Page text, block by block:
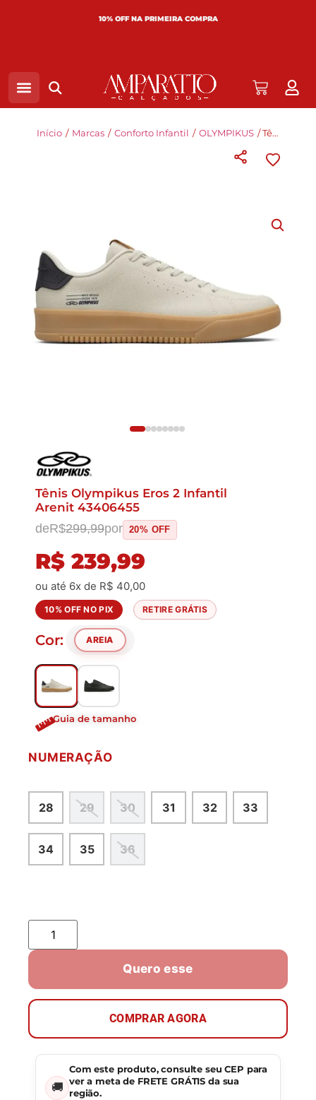
10% OFF NA PRIMEIRA COMPRA
Início / Marcas / Conforto Infantil / OLYMPIKUS / Tênis Olympikus Eros 2 Infantil Arenit 43406455
Tênis Olympikus Eros 2 Infantil
Arenit 43406455
deR$299,99por 20% OFF
R$ 239,99
ou até 6x de R$ 40,00
10% OFF NO PIX RETIRE GRÁTIS
Cor: AREIA
Guia de tamanho
NUMERAÇÃO
28 29 30 31 32 33
34 35 36
Quero esse
COMPRAR AGORA
🚚
Com este produto, consulte seu CEP para
ver a meta de FRETE GRÁTIS da sua
região.